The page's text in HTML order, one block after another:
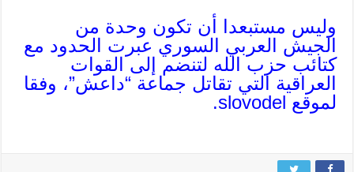
وليس مستبعدا أن تكون وحدة من
الجيش العربي السوري عبرت الحدود مع
كتائب حزب الله لتنضم إلى القوات
العراقية التي تقاتل جماعة “داعش”، وفقا
لموقع slovodel.